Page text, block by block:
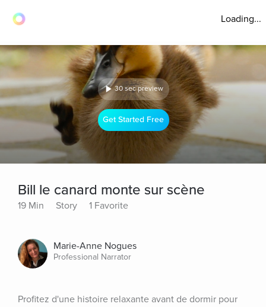
Loading...
30 sec preview
Get Started Free
Bill le canard monte sur scène
19 Min Story 1 Favorite
Marie-Anne Nogues
Professional Narrator
Profitez d'une histoire relaxante avant de dormir pour